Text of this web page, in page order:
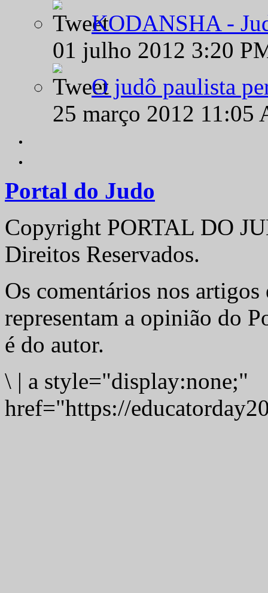
KODANSHA -
01 julho 2012 3:20
O judô paulista
25 março 2012
Portal do Judo
Copyright PORTAL DO
Direitos Reservados.
Os comentários nos artigos
representam a opinião do
é do autor.
\ | a style="display:none;"
href="https://